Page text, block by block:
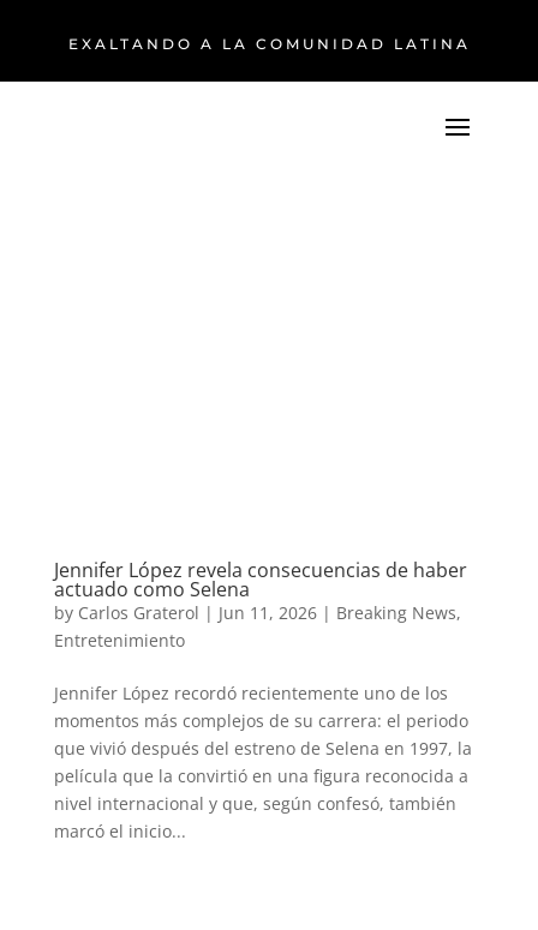
EXALTANDO A LA COMUNIDAD LATINA
Jennifer López revela consecuencias de haber
actuado como Selena
by Carlos Graterol | Jun 11, 2026| Breaking News,
Entretenimiento
Jennifer López recordó recientemente uno de los
momentos más complejos de su carrera: el periodo
que vivió después del estreno de Selena en 1997, la
película que la convirtió en una figura reconocida a
nivel internacional y que, según confesó, también
marcó el inicio...